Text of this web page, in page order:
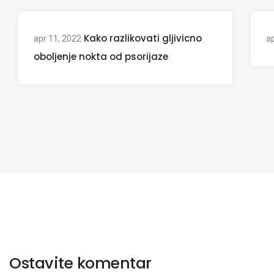
apr 11, 2022 Kako razlikovati gljivicno
oboljenje nokta od psorijaze
Ostavite komentar